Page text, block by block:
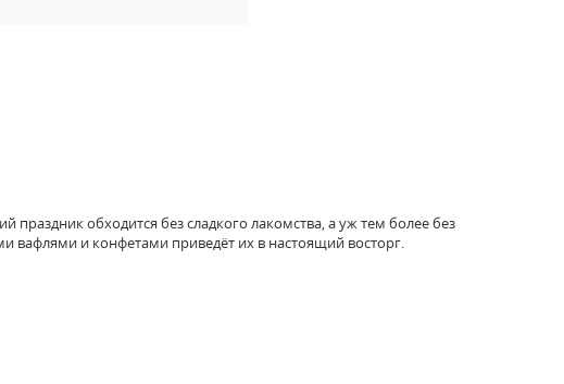
праздник обходится без сладкого лакомства, а уж тем более без
вафлями и конфетами приведёт их в настоящий восторг.